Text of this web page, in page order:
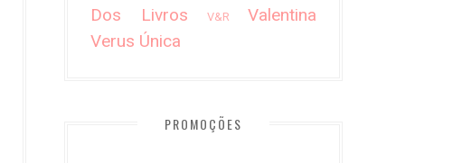
Dos Livros
V&R
Valentina
Verus Única
PROMOÇÕES